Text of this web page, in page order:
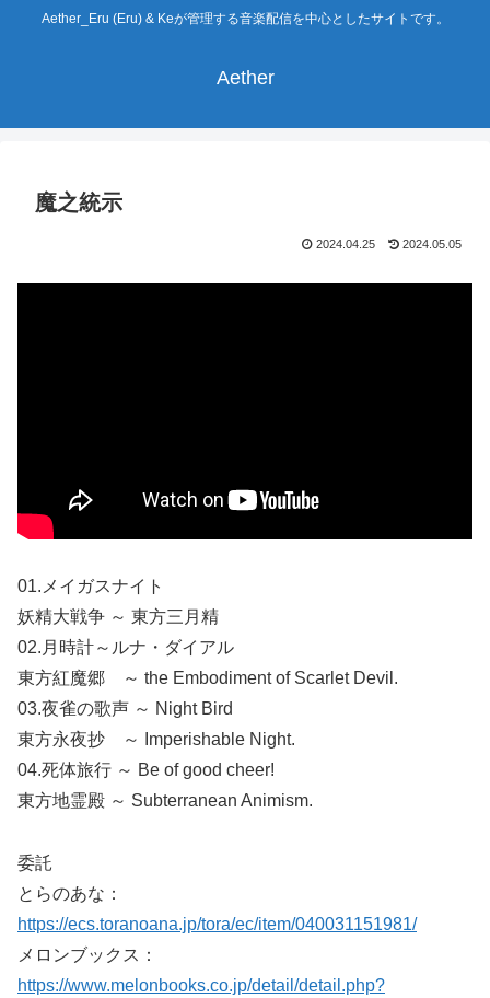
Aether_Eru (Eru) & Keが管理する音楽配信を中心としたサイトです。
Aether
魔之統示
2024.04.25 2024.05.05
01.メイガスナイト
妖精大戦争 ～ 東方三月精
02.月時計～ルナ・ダイアル
東方紅魔郷 ～ the Embodiment of Scarlet Devil.
03.夜雀の歌声 ～ Night Bird
東方永夜抄 ～ Imperishable Night.
04.死体旅行 ～ Be of good cheer!
東方地霊殿 ～ Subterranean Animism.
委託
とらのあな：
https://ecs.toranoana.jp/tora/ec/item/040031151981/
メロンブックス：
https://www.melonbooks.co.jp/detail/detail.php?